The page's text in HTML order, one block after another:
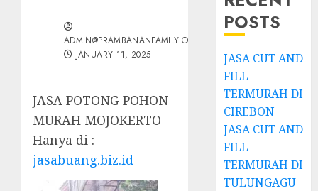
ADMIN@PRAMBANANFAMILY.COM
JANUARY 11, 2025
JASA POTONG POHON
MURAH MOJOKERTO
Hanya di :
jasabuang.biz.id
POSTS
JASA CUT AND
FILL
TERMURAH DI
CIREBON
JASA CUT AND
FILL
TERMURAH DI
TULUNGAGU